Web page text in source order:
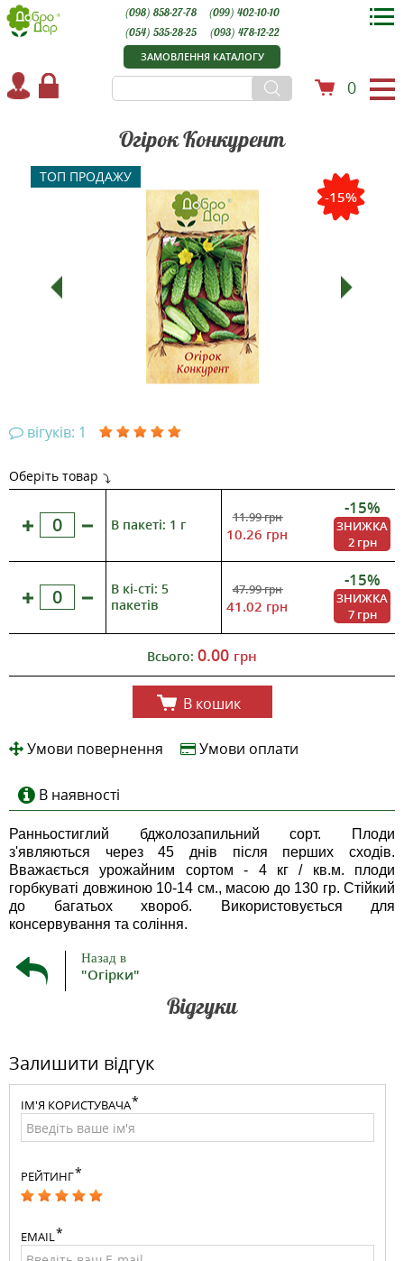
ЗАМОВЛЕННЯ КАТАЛОГУ
0
(098) 858-27-78
(099) 402-10-10
(054) 535-28-25
(093) 478-12-22
Огірок Конкурент
ТОП ПРОДАЖУ
-15%
вігуків: 1
Оберіть товар
В пакеті: 1 г 11.99грн
10.26 грн
-15%
ЗНИЖКА
2 грн
В кі-сті: 5
пакетів
47.99грн
41.02 грн
-15%
ЗНИЖКА
7 грн
Всього: 0.00 грн
В кошик
Умови повернення Умови оплати
В наявності
Ранньостиглий бджолозапильний сорт. Плоди
з'являються через 45 днів після перших сходів.
Вважається урожайним сортом - 4 кг / кв.м. плоди
горбкуваті довжиною 10-14 см., масою до 130 гр. Стійкий
до багатьох хвороб. Використовується для
консервування та соління.
Назад в
"Огірки"
Відгуки
Залишити відгук
ІМ'Я КОРИСТУВАЧА
РЕЙТИНГ
EMAIL